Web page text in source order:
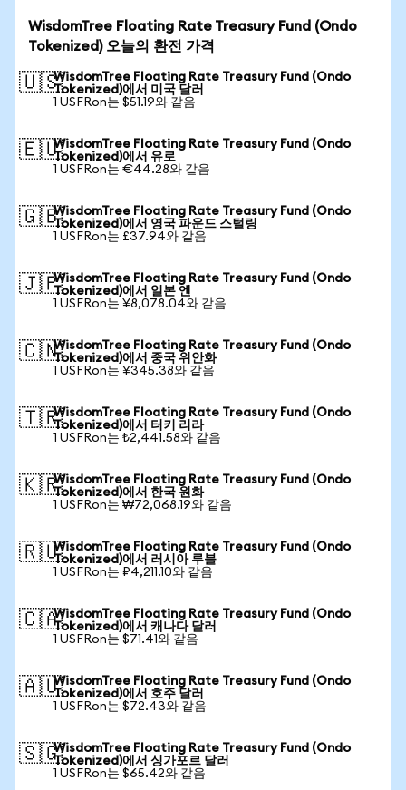
WisdomTree Floating Rate Treasury Fund (Ondo
Tokenized) 오늘의 환전 가격
🇺🇸WisdomTree Floating Rate Treasury Fund (Ondo
Tokenized)에서 미국 달러
1 USFRon는 $51.19와 같음
🇪🇺WisdomTree Floating Rate Treasury Fund (Ondo
Tokenized)에서 유로
1 USFRon는 €44.28와 같음
🇬🇧WisdomTree Floating Rate Treasury Fund (Ondo
Tokenized)에서 영국 파운드 스털링
1 USFRon는 £37.94와 같음
🇯🇵WisdomTree Floating Rate Treasury Fund (Ondo
Tokenized)에서 일본 엔
1 USFRon는 ¥8,078.04와 같음
🇨🇳WisdomTree Floating Rate Treasury Fund (Ondo
Tokenized)에서 중국 위안화
1 USFRon는 ¥345.38와 같음
🇹🇷WisdomTree Floating Rate Treasury Fund (Ondo
Tokenized)에서 터키 리라
1 USFRon는 ₺2,441.58와 같음
🇰🇷WisdomTree Floating Rate Treasury Fund (Ondo
Tokenized)에서 한국 원화
1 USFRon는 ₩72,068.19와 같음
🇷🇺WisdomTree Floating Rate Treasury Fund (Ondo
Tokenized)에서 러시아 루블
1 USFRon는 ₽4,211.10와 같음
🇨🇦WisdomTree Floating Rate Treasury Fund (Ondo
Tokenized)에서 캐나다 달러
1 USFRon는 $71.41와 같음
🇦🇺WisdomTree Floating Rate Treasury Fund (Ondo
Tokenized)에서 호주 달러
1 USFRon는 $72.43와 같음
🇸🇬WisdomTree Floating Rate Treasury Fund (Ondo
Tokenized)에서 싱가포르 달러
1 USFRon는 $65.42와 같음